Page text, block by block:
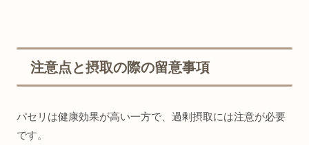
注意点と摂取の際の留意事項
パセリは健康効果が高い一方で、過剰摂取には注意が必要
です。